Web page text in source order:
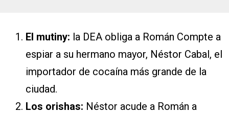
El mutiny: la DEA obliga a Román Compte a
espiar a su hermano mayor, Néstor Cabal, el
importador de cocaína más grande de la
ciudad.
Los orishas: Néstor acude a Román a